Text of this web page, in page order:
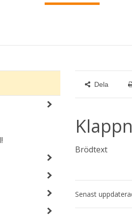
Dela
Brödtext
Senast